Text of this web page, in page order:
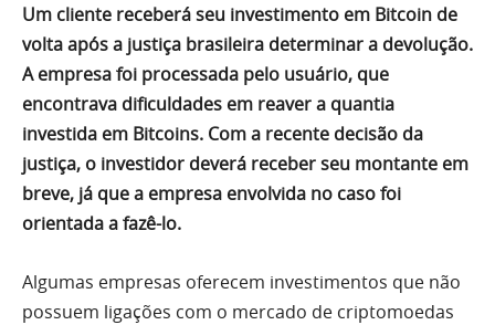
Um cliente receberá seu investimento em Bitcoin de
volta após a justiça brasileira determinar a devolução.
A empresa foi processada pelo usuário, que
encontrava dificuldades em reaver a quantia
investida em Bitcoins. Com a recente decisão da
justiça, o investidor deverá receber seu montante em
breve, já que a empresa envolvida no caso foi
orientada a fazê-lo.
Algumas empresas oferecem investimentos que não
possuem ligações com o mercado de criptomoedas